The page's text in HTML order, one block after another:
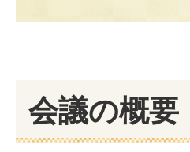
会議の概要